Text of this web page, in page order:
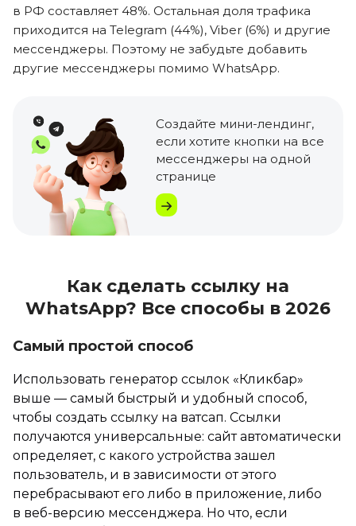
в РФ составляет 48%. Остальная доля трафика
приходится на Telegram (44%), Viber (6%) и другие
мессенджеры. Поэтому не забудьте добавить
другие мессенджеры помимо WhatsApp.
Создайте мини-лендинг,
если хотите кнопки на все
мессенджеры на одной
странице
Как сделать ссылку на
WhatsApp? Все способы в 2026
Самый простой способ
Использовать генератор ссылок «Кликбар»
выше — самый быстрый и удобный способ,
чтобы создать ссылку на ватсап. Ссылки
получаются универсальные: сайт автоматически
определяет, с какого устройства зашел
пользователь, и в зависимости от этого
перебрасывают его либо в приложение, либо
в веб-версию мессенджера. Но что, если